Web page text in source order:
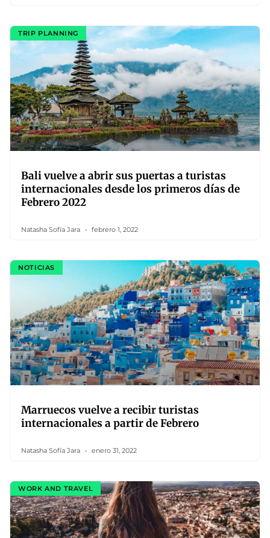
TRIP PLANNING
Bali vuelve a abrir sus puertas a turistas
internacionales desde los primeros días de
Febrero 2022
Natasha Sofía Jara febrero 1, 2022
NOTICIAS
Marruecos vuelve a recibir turistas
internacionales a partir de Febrero
Natasha Sofía Jara enero 31, 2022
WORK AND TRAVEL